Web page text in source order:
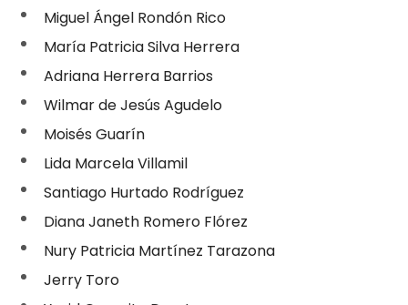
Miguel Ángel Rondón Rico
María Patricia Silva Herrera
Adriana Herrera Barrios
Wilmar de Jesús Agudelo
Moisés Guarín
Lida Marcela Villamil
Santiago Hurtado Rodríguez
Diana Janeth Romero Flórez
Nury Patricia Martínez Tarazona
Jerry Toro